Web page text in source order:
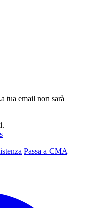
tua email non sarà
Passa a CMA